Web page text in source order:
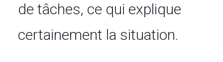
de tâches, ce qui explique
certainement la situation.